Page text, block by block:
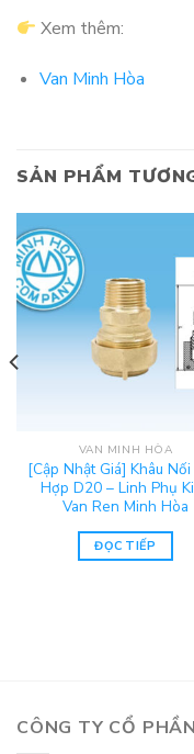
Xem thêm:
Van Minh Hòa
SẢN PHẨM
VAN MINH HÒA
[Cập Nhật Giá] Khâu
Hợp D20 – Linh Phụ
Van Ren Minh Hòa
ĐỌC TIẾP
CÔNG TY CỔ